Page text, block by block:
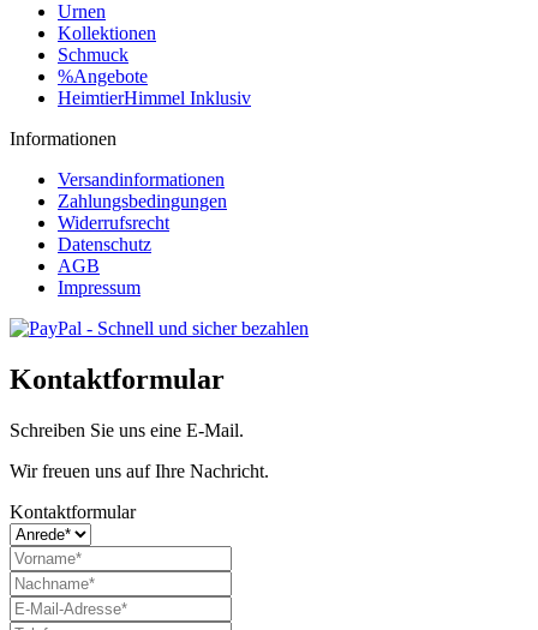
Urnen
Kollektionen
Schmuck
%Angebote
HeimtierHimmel Inklusiv
Informationen
Versandinformationen
Zahlungsbedingungen
Widerrufsrecht
Datenschutz
AGB
Impressum
Kontaktformular
Schreiben Sie uns eine E-Mail.
Wir freuen uns auf Ihre Nachricht.
Kontaktformular